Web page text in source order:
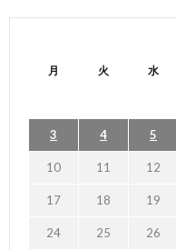
月 火 水
3 4 5
10 11 12
17 18 19
24 25 26